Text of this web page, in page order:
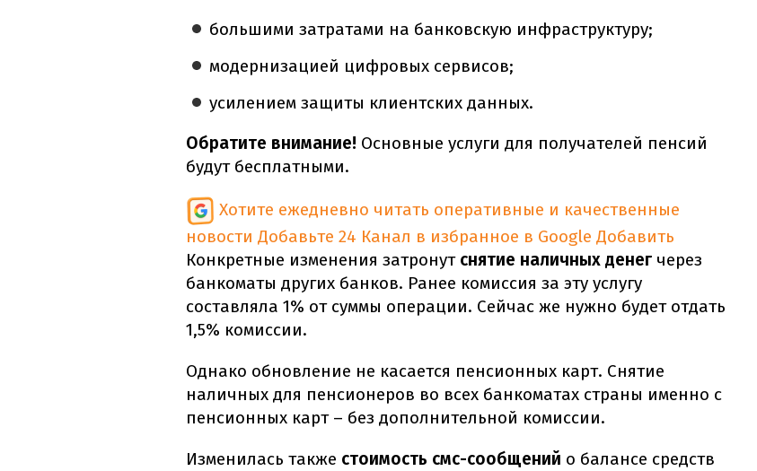
большими затратами на банковскую инфраструктуру;
модернизацией цифровых сервисов;
усилением защиты клиентских данных.
Обратите внимание! Основные услуги для получателей пенсий
будут бесплатными.
Хотите ежедневно читать оперативные и качественные
новости Добавьте 24 Канал в избранное в Google Добавить
Конкретные изменения затронутснятие наличных денег через
банкоматы других банков. Ранее комиссия за эту услугу
составляла 1% от суммы операции. Сейчас же нужно будет отдать
1,5% комиссии.
Однако обновление не касается пенсионных карт. Снятие
наличных для пенсионеров во всех банкоматах страны именно с
пенсионных карт – без дополнительной комиссии.
Изменилась также стоимость смс-сообщений о балансе средств